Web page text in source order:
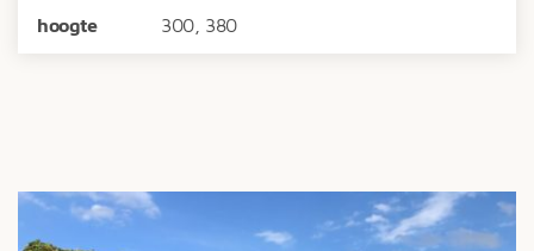
hoogte 300, 380